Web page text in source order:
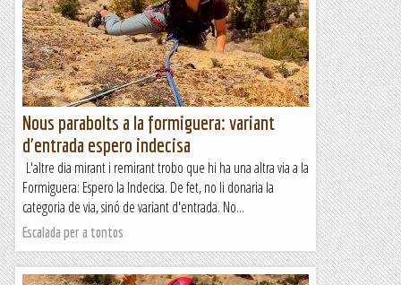
Nous parabolts a la formiguera: variant
d'entrada espero indecisa
L'altre dia mirant i remirant trobo que hi ha una altra via a la
Formiguera: Espero la Indecisa. De fet, no li donaria la
categoria de via, sinó de variant d'entrada. No...
Escalada per a tontos